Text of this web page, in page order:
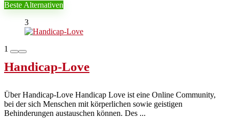
Beste Alternativen
3
1
Handicap-Love
Über Handicap-Love Handicap Love ist eine Online Community,
bei der sich Menschen mit körperlichen sowie geistigen
Behinderungen austauschen können. Des ...